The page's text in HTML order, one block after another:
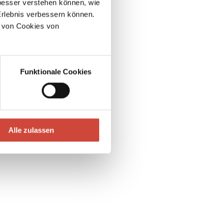
verstehen können, wie
verbessern können.
Cookies von
Funktionale Cookies
Alle zulassen